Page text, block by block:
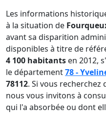
Les informations
à la situation de
avant sa disparition
disponibles à titre de
4 100 habitants en 2012,
le département78 -
78112. Si vous
nous vous invitons à
qui l'a absorbée ou dont